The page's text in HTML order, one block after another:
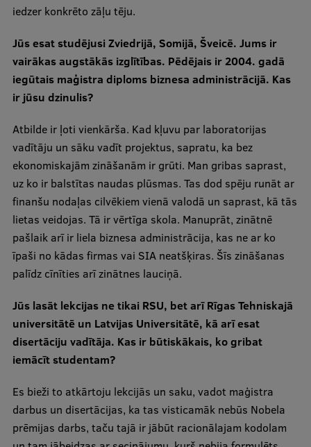
Starptautiskā sadarbība
Mobilitātes programmas
Starptautiskie sadarbības partneri
EURAXESS RSU kontaktpunkts
EATRIS koordinators Latvijā
iedzer konkrēto zāļu tēju.
Jūs esat studējusi Zviedrijā, Somijā, Šveicē. Jums ir
vairākas augstākās izglītības. Pēdējais ir 2004. gadā
iegūtais maģistra diploms biznesa administrācijā. Kas
ir jūsu dzinulis?
Atbilde ir ļoti vienkārša. Kad kļuvu par laboratorijas
vadītāju un sāku vadīt projektus, sapratu, ka bez
ekonomiskajām zināšanām ir grūti. Man gribas saprast,
uz ko ir balstītas naudas plūsmas. Tas dod spēju runāt ar
finanšu nodaļas cilvēkiem vienā valodā un saprast, kā tās
lietas veidojas. Tā ir vērtīga skola. Manuprāt, zinātnē
pašlaik arī ir liela biznesa administrācija, kas ne ar ko
īpaši no kādas firmas vai SIA neatšķiras. Šīs zināšanas
palīdz cīnīties arī zinātnes lauciņā.
Jūs lasāt lekcijas ne tikai RSU, bet arī Rīgas Tehniskajā
universitātē un Latvijas Universitātē, kā arī esat
disertāciju vadītāja. Kas ir būtiskākais, ko gribat
iemācīt studentam?
Es bieži to atkārtoju lekcijās un saku, vadot maģistra
darbus un disertācijas, ka tas visticamāk nebūs Nobela
prēmijas darbs, taču tajā ir jābūt racionālajam kodolam